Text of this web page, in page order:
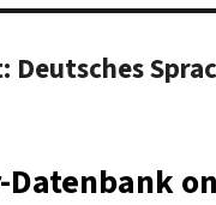
Deutsches
Datenbank